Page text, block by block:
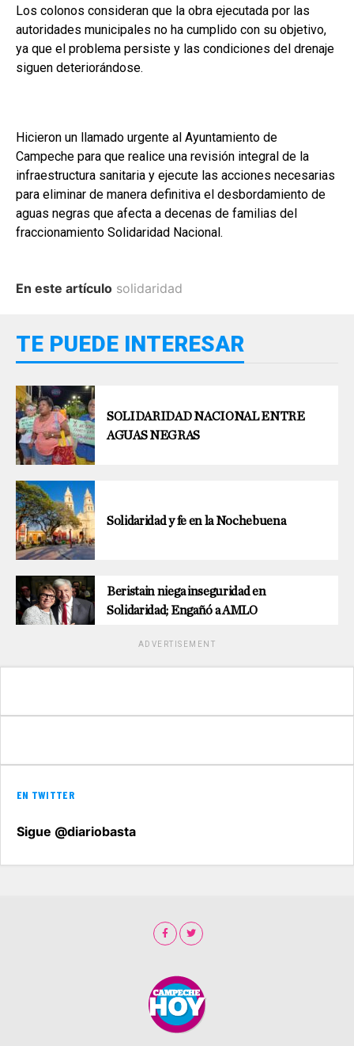
Los colonos consideran que la obra ejecutada por las
autoridades municipales no ha cumplido con su objetivo,
ya que el problema persiste y las condiciones del drenaje
siguen deteriorándose.
Hicieron un llamado urgente al Ayuntamiento de
Campeche para que realice una revisión integral de la
infraestructura sanitaria y ejecute las acciones necesarias
para eliminar de manera definitiva el desbordamiento de
aguas negras que afecta a decenas de familias del
fraccionamiento Solidaridad Nacional.
En este artículo solidaridad
TE PUEDE INTERESAR
SOLIDARIDAD NACIONAL ENTRE
AGUAS NEGRAS
Solidaridad y fe en la Nochebuena
Beristain niega inseguridad en
Solidaridad; Engañó a AMLO
ADVERTISEMENT
EN TWITTER
Sigue @diariobasta